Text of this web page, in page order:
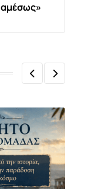
αμέσως»